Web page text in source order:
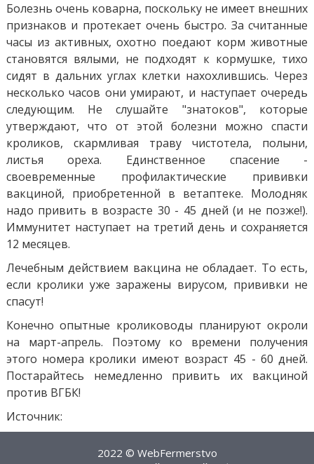
Болезнь очень коварна, поскольку не имеет внешних
признаков и протекает очень быстро. За считанные
часы из активных, охотно поедают корм животные
становятся вялыми, не подходят к кормушке, тихо
сидят в дальних углах клетки нахохлившись. Через
несколько часов они умирают, и наступает очередь
следующим. Не слушайте "знатоков", которые
утверждают, что от этой болезни можно спасти
кроликов, скармливая траву чистотела, полыни,
листья ореха. Единственное спасение -
своевременные профилактические прививки
вакциной, приобретенной в ветаптеке. Молодняк
надо привить в возрасте 30 - 45 дней (и не позже!).
Иммунитет наступает на третий день и сохраняется
12 месяцев.
Лечебным действием вакцина не обладает. То есть,
если кролики уже заражены вирусом, прививки не
спасут!
Конечно опытные кролиководы планируют окроли
на март-апрель. Поэтому ко времени получения
этого номера кролики имеют возраст 45 - 60 дней.
Постарайтесь немедленно привить их вакциной
против ВГБК!
Источник:
2022 © WebFermerstvo